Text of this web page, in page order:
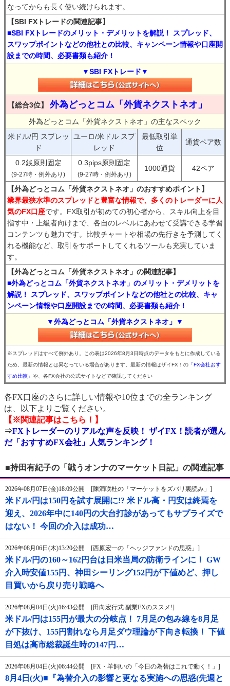
なってからも長く使い続けられます。
【SBI FXトレードの関連記事】
■SBI FXトレードのメリット・デメリットを解説！ スプレッド、
スワップポイントなどの他社との比較、キャンペーン情報や口座開
設までの時間、必要書類も紹介！
▼SBI FXトレード▼
【総合3位】 外為どっとコム「外貨ネクストネオ」
外為どっとコム「外貨ネクストネオ」の主なスペック
米ドル/円 スプレッ
ド
ユーロ/米ドル スプ
レッド
最低取引単
位
通貨ペア数
0.2銭原則固定
(9-27時・例外あり)
0.3pips原則固定
(9-27時・例外あり)
1000通貨 42ペア
【外為どっとコム「外貨ネクストネオ」のおすすめポイント】
業界最狭水準のスプレッドと豊富な情報で、多くのトレーダーに人
気のFX口座です。FX取引が初めての初心者から、スキル向上を目
指す中・上級者向けまで、各自のレベルにあわせて受講できる学習
コンテンツも魅力です。比較チャートや相場の先行きを予測してく
れる機能など、取引をサポートしてくれるツールも充実していま
す。
【外為どっとコム「外貨ネクストネオ」の関連記事】
■外為どっとコム「外貨ネクストネオ」のメリット・デメリットを
解説！ スプレッド、スワップポイントなどの他社との比較、キャ
ンペーン情報や口座開設までの時間、必要書類も紹介！
▼外為どっとコム「外貨ネクストネオ」▼
※スプレッドはすべて例外あり。この表は2026年8月3日時点のデータをもとに作成している
ため、最新の情報とは異なっている場合があります。最新の情報はザイFX！の 「FX会社おす
すめ比較」 や、各FX会社の公式サイトなどで確認してください
各FX口座のさらに詳しい情報や10位までの全ランキング
は、以下よりご覧ください。
【※関連記事はこちら！】
⇒FXトレーダーのリアルな声を反映！ ザイFX！読者が選ん
だ「おすすめFX会社」人気ランキング！
■持田有紀子の「戦うオンナのマーケット日記」の関連記事
2026年08月07日(金)18:09公開 [陳満咲杜の「マーケットをズバリ裏読み」]
米ドル/円は150円を試す展開に!? 米ドル高・円安は終焉を
迎え、2026年中に140円の大台打診があってもサプライズで
はない！ 今回の介入は成功…
2026年08月06日(木)13:20公開 [西原宏一の「ヘッジファンドの思惑」]
米ドル/円の160～162円台は日米当局の防衛ラインに！ GW
介入時安値155円、神田シーリング152円が下値めど、押し
目買いから戻り売り戦略へ
2026年08月04日(火)16:43公開 [田向宏行式 副業FXのススメ!]
米ドル/円は155円が最大の分岐点！ 7月足の包み線を8月足
が下抜け、155円割れなら月足ダウ理論が下向き転換！ 下値
目処は高市総裁誕生時の147円…
2026年08月04日(火)06:44公開 [FX・羊飼いの「今日の為替はこれで動く！」]
8月4日(火)■『為替介入の影響と更なる実施への思惑(先週と